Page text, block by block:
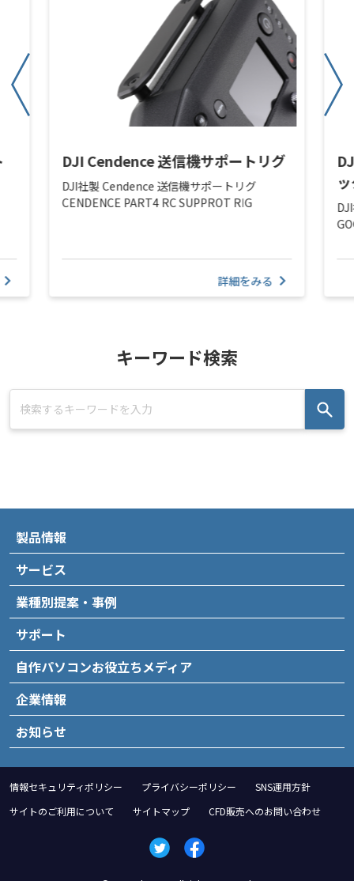
DJI Cendence 送信機サポートリグ
DJI社製 Cendence 送信機サポートリグ
CENDENCE PART4 RC SUPPROT RIG
詳細をみる
キーワード検索
製品情報
サービス
業種別提案・事例
サポート
自作パソコンお役立ちメディア
企業情報
お知らせ
情報セキュリティポリシー プライバシーポリシー
SNS運用方針
サイトのご利用について
サイトマップ CFD販売へのお問い合わせ